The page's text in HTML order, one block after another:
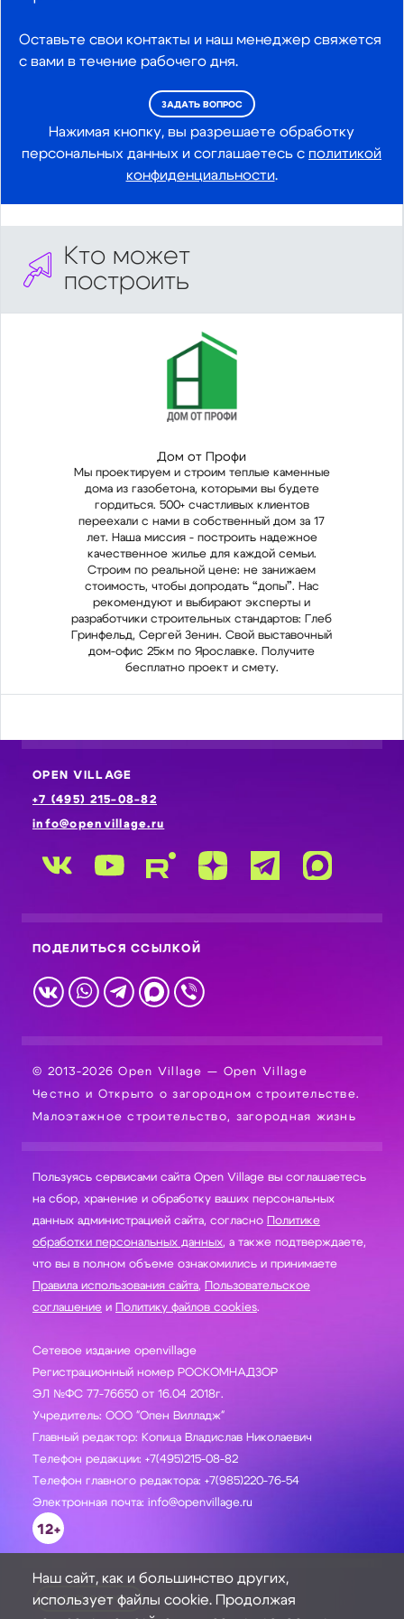
Оставьте свои контакты и наш менеджер свяжется
с вами в течение рабочего дня.
ЗАДАТЬ ВОПРОС
Нажимая кнопку, вы разрешаете обработку
персональных данных и соглашаетесь с политикой
конфиденциальности.
Кто может
построить
Дом от Профи
Мы проектируем и строим теплые каменные
дома из газобетона, которыми вы будете
гордиться. 500+ счастливых клиентов
переехали с нами в собственный дом за 17
лет. Наша миссия - построить надежное
качественное жилье для каждой семьи.
Строим по реальной цене: не занижаем
стоимость, чтобы допродать “допы”. Нас
рекомендуют и выбирают эксперты и
разработчики строительных стандартов: Глеб
Гринфельд, Сергей Зенин. Свой выставочный
дом-офис 25км по Ярославке. Получите
бесплатно проект и смету.
OPEN VILLAGE
+7 (495) 215-08-82
info@openvillage.ru
ПОДЕЛИТЬСЯ ССЫЛКОЙ
© 2013-2026 Open Village — Open Village
Честно и Открыто о загородном строительстве.
Малоэтажное строительство, загородная жизнь
Пользуясь сервисами сайта Open Village вы соглашаетесь
на сбор, хранение и обработку ваших персональных
данных администрацией сайта, согласно Политике
обработки персональных данных, а также подтверждаете,
что вы в полном объеме ознакомились и принимаете
Правила использования сайта, Пользовательское
соглашение и Политику файлов cookies.
Сетевое издание openvillage
Регистрационный номер РОСКОМНАДЗОР
ЭЛ №ФС 77-76650 от 16.04 2018г.
Учредитель: ООО "Опен Вилладж"
Главный редактор: Копица Владислав Николаевич
Телефон редакции: +7(495)215-08-82
Телефон главного редактора: +7(985)220-76-54
Электронная почта: info@openvillage.ru
12+
ЗАДАТЬ ВОПРОС
Наш сайт, как и большинство других,
использует файлы cookie. Продолжая